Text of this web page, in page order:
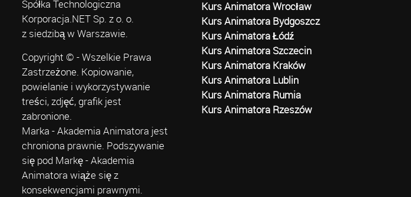
Spółka Technologiczna
Korporacja.NET Sp. z o. o.
z siedzibą w Warszawie.
Copyright © - Wszelkie Prawa
Zastrzeżone. Kopiowanie,
powielanie i wykorzystywanie
treści, zdjęć, grafik jest
zabronione.
Marka - Akademia Animatora jest
chroniona prawnie. Podszywanie
się pod Markę - Akademia
Animatora wiąże się z
konsekwencjami prawnymi.
Kurs Animatora Wrocław
Kurs Animatora Bydgoszcz
Kurs Animatora Łódź
Kurs Animatora Szczecin
Kurs Animatora Kraków
Kurs Animatora Lublin
Kurs Animatora Rumia
Kurs Animatora Rzeszów